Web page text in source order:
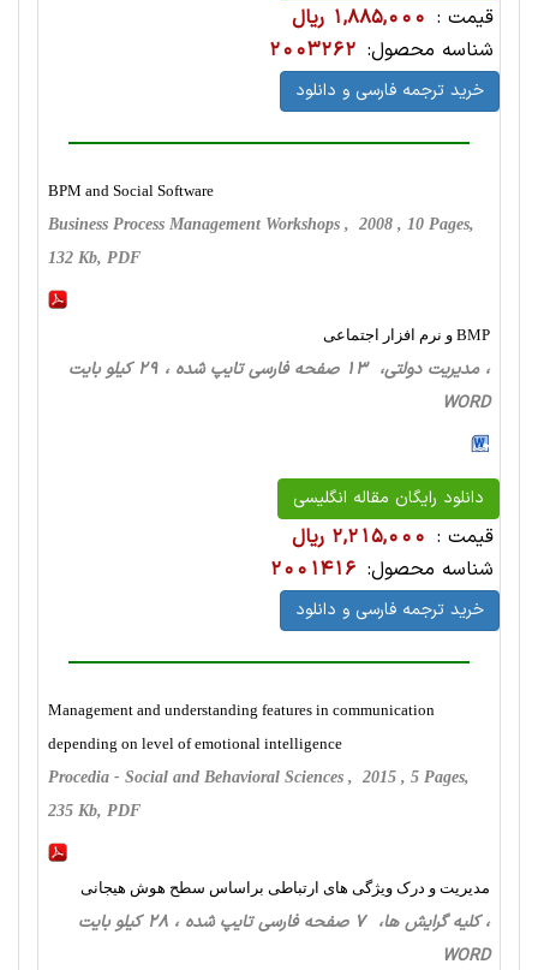
قیمت : 1,885,000 ریال
شناسه محصول: 2003262
خرید ترجمه فارسی و دانلود
BPM and Social Software
Business Process Management Workshops , 2008 , 10 Pages,
132 Kb, PDF
BMP و نرم افزار اجتماعی
، مدیریت دولتی، 13 صفحه فارسی تایپ شده ، 29 کیلو بایت
WORD
دانلود رایگان مقاله انگلیسی
قیمت : 2,215,000 ریال
شناسه محصول: 2001416
خرید ترجمه فارسی و دانلود
Management and understanding features in communication
depending on level of emotional intelligence
Procedia - Social and Behavioral Sciences , 2015 , 5 Pages,
235 Kb, PDF
مدیریت و درک ویژگی های ارتباطی براساس سطح هوش هیجانی
، کلیه گرایش ها، 7 صفحه فارسی تایپ شده ، 28 کیلو بایت
WORD